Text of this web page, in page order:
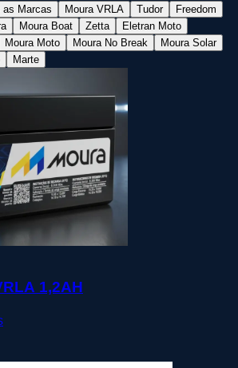
as Marcas Moura VRLA Tudor
Freedom
Moura Boat Zetta
Eletran Moto
Moura Moto Moura No Break
Moura Solar
Marte
1,2AH